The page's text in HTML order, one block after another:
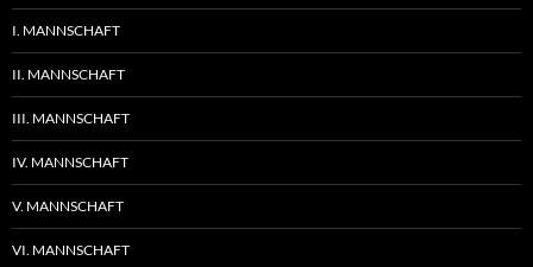
I. MANNSCHAFT
II. MANNSCHAFT
III. MANNSCHAFT
IV. MANNSCHAFT
V. MANNSCHAFT
VI. MANNSCHAFT